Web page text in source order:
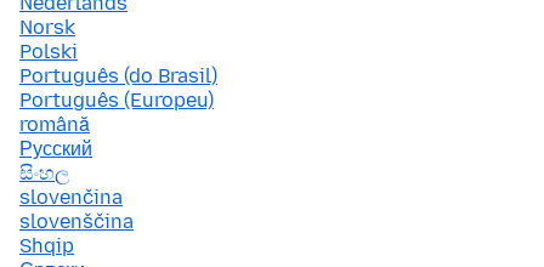
Norsk
Polski
Português (do Brasil)
Português (Europeu)
română
Русский
සිංහල
slovenčina
slovenščina
Shqip